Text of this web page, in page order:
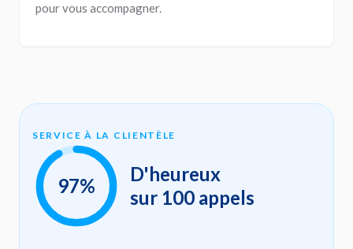
pour vous accompagner.
SERVICE À LA CLIENTÈLE
97%
D'heureux
sur 100 appels